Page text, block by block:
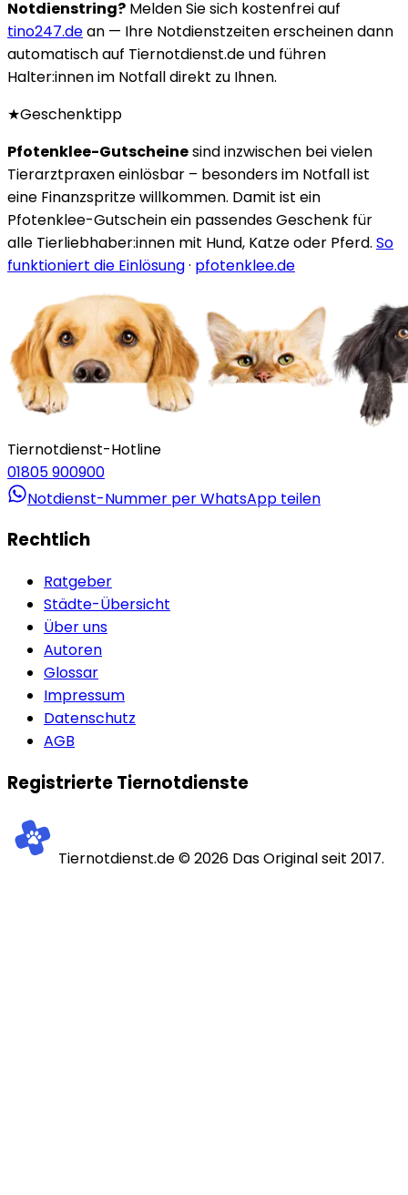
Notdienstring? Melden Sie sich kostenfrei auf
tino247.dean — Ihre Notdienstzeiten erscheinen dann
automatisch auf Tiernotdienst.de und führen
Halter:innen im Notfall direkt zu Ihnen.
★Geschenktipp
Pfotenklee-Gutscheinesind inzwischen bei vielen
Tierarztpraxen einlösbar – besonders im Notfall ist
eine Finanzspritze willkommen. Damit ist ein
Pfotenklee-Gutschein ein passendes Geschenk für
alle Tierliebhaber:innen mit Hund, Katze oder Pferd. So
funktioniert die Einlösung· pfotenklee.de
Tiernotdienst-Hotline
01805 900900
Notdienst-Nummer per WhatsApp teilen
Rechtlich
Ratgeber
Städte-Übersicht
Über uns
Autoren
Glossar
Impressum
Datenschutz
AGB
Registrierte Tiernotdienste
Tiernotdienst.de ©2026 Das Original seit 2017.